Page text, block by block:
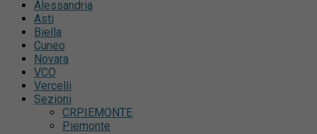
Alessandria
Asti
Biella
Cuneo
Novara
VCO
Vercelli
Sezioni
CRPIEMONTE
Piemonte